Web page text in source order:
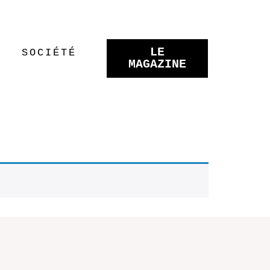
SOCIÉTÉ
LE
MAGAZINE